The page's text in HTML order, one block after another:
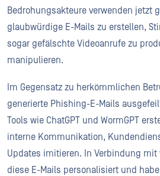
Bedrohungsakteure verwenden jetzt
glaubwürdige E-Mails zu erstellen,
sogar gefälschte Videoanrufe zu
manipulieren.
Im Gegensatz zu herkömmlichen
generierte Phishing-E-Mails
Tools wie ChatGPT und WormGPT
interne Kommunikation,
Updates imitieren. In Verbindung mit
diese E-Mails personalisiert und